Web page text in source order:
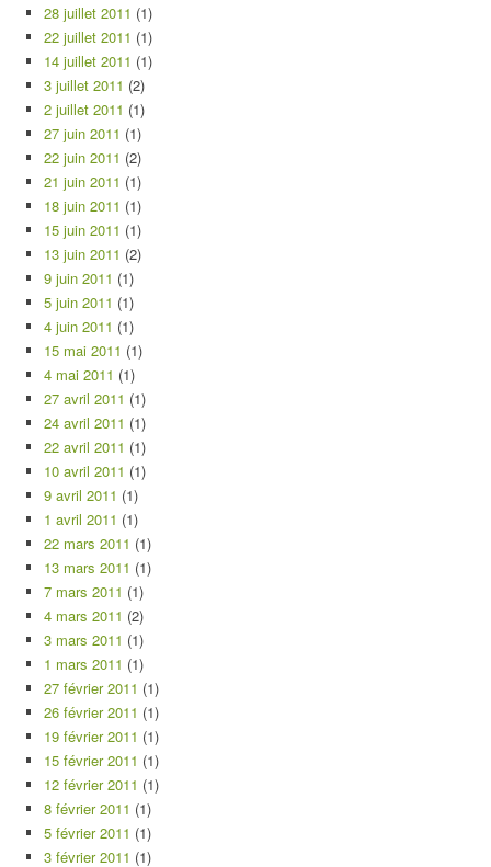
28 juillet 2011 (1)
22 juillet 2011 (1)
14 juillet 2011 (1)
3 juillet 2011 (2)
2 juillet 2011 (1)
27 juin 2011 (1)
22 juin 2011 (2)
21 juin 2011 (1)
18 juin 2011 (1)
15 juin 2011 (1)
13 juin 2011 (2)
9 juin 2011 (1)
5 juin 2011 (1)
4 juin 2011 (1)
15 mai 2011 (1)
4 mai 2011 (1)
27 avril 2011 (1)
24 avril 2011 (1)
22 avril 2011 (1)
10 avril 2011 (1)
9 avril 2011 (1)
1 avril 2011 (1)
22 mars 2011 (1)
13 mars 2011 (1)
7 mars 2011 (1)
4 mars 2011 (2)
3 mars 2011 (1)
1 mars 2011 (1)
27 février 2011 (1)
26 février 2011 (1)
19 février 2011 (1)
15 février 2011 (1)
12 février 2011 (1)
8 février 2011 (1)
5 février 2011 (1)
3 février 2011 (1)